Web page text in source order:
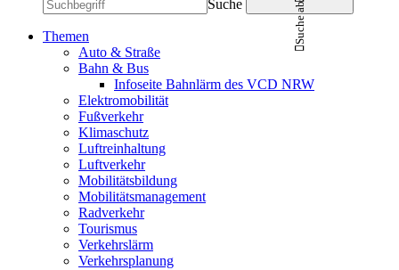
Suche
Themen
Auto & Straße
Bahn & Bus
Infoseite Bahnlärm des VCD NRW
Elektromobilität
Fußverkehr
Klimaschutz
Luftreinhaltung
Luftverkehr
Mobilitätsbildung
Mobilitätsmanagement
Radverkehr
Tourismus
Verkehrslärm
Verkehrsplanung